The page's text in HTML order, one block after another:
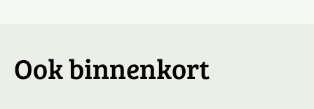
Ook binnenkort